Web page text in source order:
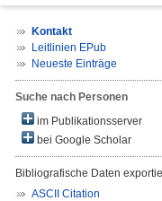
Kontakt
Leitlinien EPub
Neueste Einträge
Suche nach Personen
im Publikationsserver
bei Google Scholar
Bibliografische Daten
ASCII Citation